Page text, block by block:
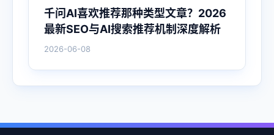
千问AI喜欢推荐那种类型文章？2026
最新SEO与AI搜索推荐机制深度解析
2026-06-08